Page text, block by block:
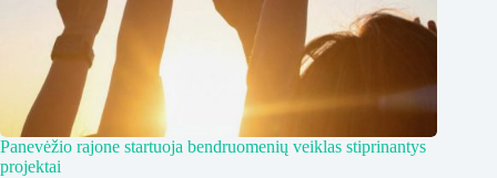
Panevėžio rajone startuoja bendruomenių veiklas stiprinantys
projektai